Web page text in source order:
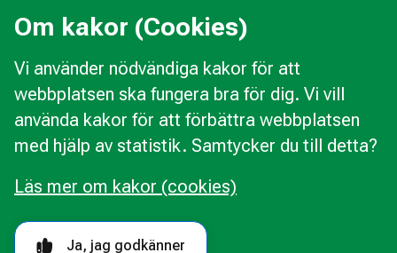
Om kakor (Cookies)
Vi använder nödvändiga kakor för att
webbplatsen ska fungera bra för dig. Vi vill
använda kakor för att förbättra webbplatsen
med hjälp av statistik. Samtycker du till detta?
Ja, jag godkänner
Läs mer om kakor (cookies)
Kommunal budget- och skuldrådgivning
Om webbplatsen
Behandling av personuppgifter